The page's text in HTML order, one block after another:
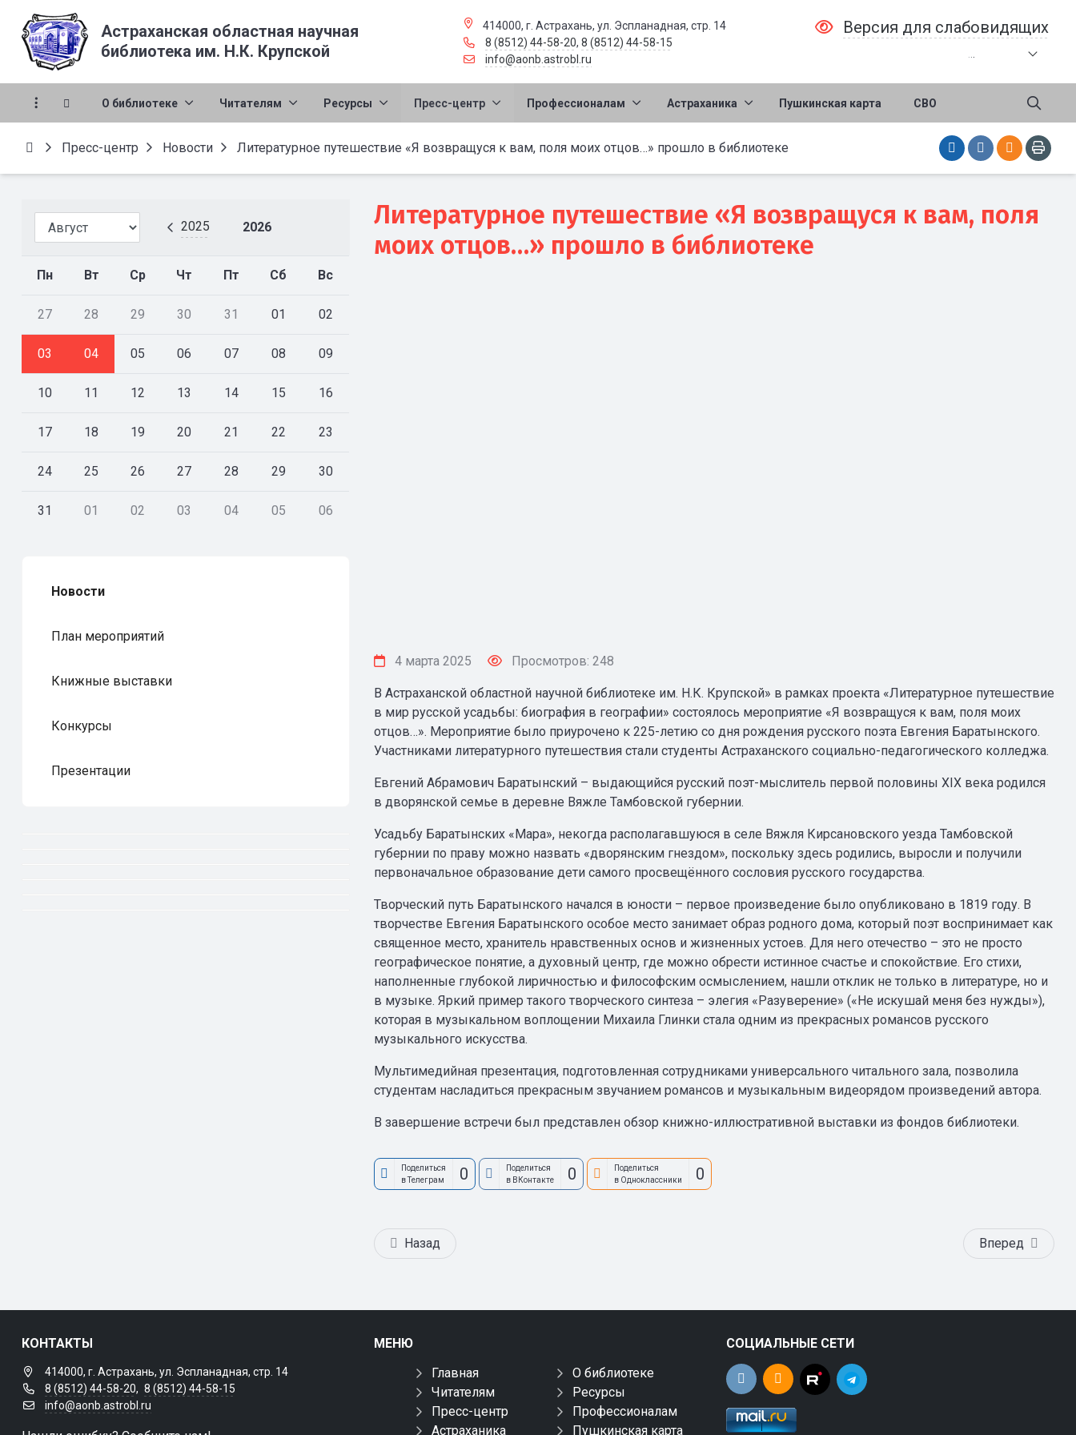
Астраханская областная научная
библиотека им. Н.К. Крупской
414000, г. Астрахань, ул. Эспланадная, стр. 14
8 (8512) 44-58-20, 8 (8512) 44-58-15
info@aonb.astrobl.ru
Версия для слабовидящих
О библиотеке Читателям Ресурсы Пресс-центр Профессионалам Астраханика Пушкинская карта СВО
Пресс-центр Новости Литературное путешествие «Я возвращуся к вам, поля моих отцов…» прошло в библиотеке
2025 2026
Пн Вт Ср Чт Пт Сб Вс
27 28 29 30 31 01 02
03 04 05 06 07 08 09
10 11 12 13 14 15 16
17 18 19 20 21 22 23
24 25 26 27 28 29 30
31 01 02 03 04 05 06
Новости
План мероприятий
Книжные выставки
Конкурсы
Презентации
Литературное путешествие «Я возвращуся к вам, поля
моих отцов…» прошло в библиотеке
4 марта 2025 Просмотров: 248
В Астраханской областной научной библиотеке им. Н.К. Крупской» в рамках проекта «Литературное путешествие
в мир русской усадьбы: биография в географии» состоялось мероприятие «Я возвращуся к вам, поля моих
отцов…». Мероприятие было приурочено к 225-летию со дня рождения русского поэта Евгения Баратынского.
Участниками литературного путешествия стали студенты Астраханского социально-педагогического колледжа.
Евгений Абрамович Баратынский – выдающийся русский поэт-мыслитель первой половины XIX века родился
в дворянской семье в деревне Вяжле Тамбовской губернии.
Усадьбу Баратынских «Мара», некогда располагавшуюся в селе Вяжля Кирсановского уезда Тамбовской
губернии по праву можно назвать «дворянским гнездом», поскольку здесь родились, выросли и получили
первоначальное образование дети самого просвещённого сословия русского государства.
Творческий путь Баратынского начался в юности – первое произведение было опубликовано в 1819 году. В
творчестве Евгения Баратынского особое место занимает образ родного дома, который поэт воспринимает как
священное место, хранитель нравственных основ и жизненных устоев. Для него отечество – это не просто
географическое понятие, а духовный центр, где можно обрести истинное счастье и спокойствие. Его стихи,
наполненные глубокой лиричностью и философским осмыслением, нашли отклик не только в литературе, но и
в музыке. Яркий пример такого творческого синтеза – элегия «Разуверение» («Не искушай меня без нужды»),
которая в музыкальном воплощении Михаила Глинки стала одним из прекрасных романсов русского
музыкального искусства.
Мультимедийная презентация, подготовленная сотрудниками универсального читального зала, позволила
студентам насладиться прекрасным звучанием романсов и музыкальным видеорядом произведений автора.
В завершение встречи был представлен обзор книжно-иллюстративной выставки из фондов библиотеки.
Поделиться
в Телеграм
0
Поделиться
в ВКонтакте
0
Поделиться
в Одноклассники
0
Назад Вперед
КОНТАКТЫ
414000, г. Астрахань, ул. Эспланадная, стр. 14
8 (8512) 44-58-20, 8 (8512) 44-58-15
info@aonb.astrobl.ru
МЕНЮ
Главная
О библиотеке
Читателям
Ресурсы
Пресс-центр
Профессионалам
Астраханика
Пушкинская карта
СОЦИАЛЬНЫЕ СЕТИ